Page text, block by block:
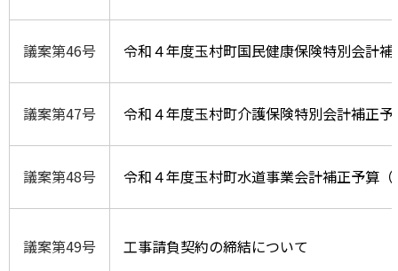
議案第46号 令和４年度玉村町国民健康保険特別会計
議案第47号 令和４年度玉村町介護保険特別会計補正
議案第48号 令和４年度玉村町水道事業会計補正予算
議案第49号 工事請負契約の締結について